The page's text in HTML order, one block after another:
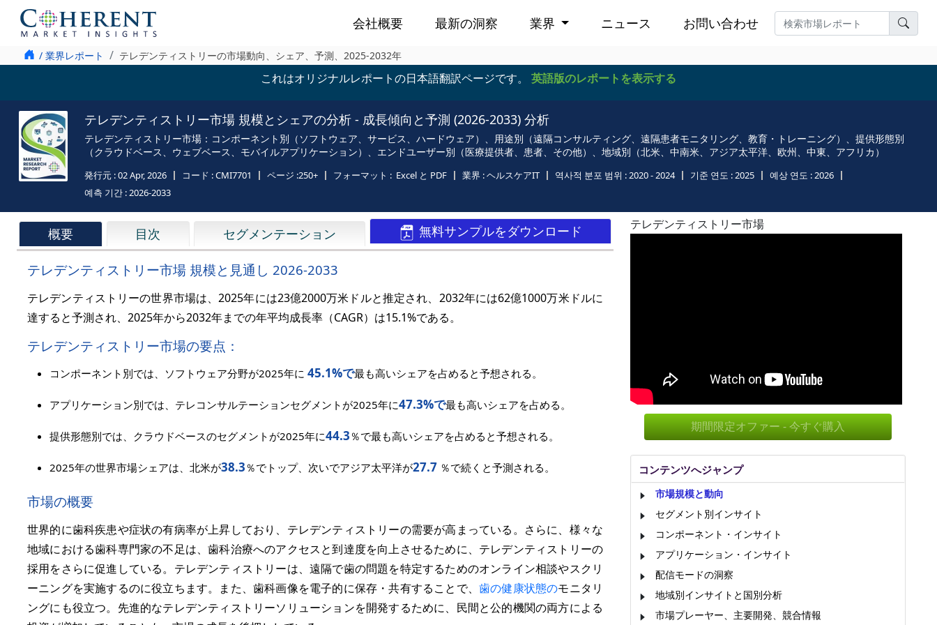
会社概要 最新の洞察 業界 ニュース お問い合わせ
/ 業界レポート テレデンティストリーの市場動向、シェア、予測、2025-2032年
これはオリジナルレポートの日本語翻訳ページです。 英語版のレポートを表示する
テレデンティストリー市場 規模とシェアの分析 - 成長傾向と予測 (2026-2033) 分析
テレデンティストリー市場：コンポーネント別（ソフトウェア、サービス、ハードウェア）、用途別（遠隔コンサルティング、遠隔患者モニタリング、教育・トレーニング）、提供形態別
（クラウドベース、ウェブベース、モバイルアプリケーション）、エンドユーザー別（医療提供者、患者、その他）、地域別（北米、中南米、アジア太平洋、欧州、中東、アフリカ）
発行元 :02 Apr, 2026 コード :CMI7701 ページ :250+ フォーマット : Excel と PDF 業界 :ヘルスケアIT 역사적 분포 범위 :2020 - 2024 기준 연도 :2025 예상 연도 :2026
예측 기간 :2026-2033
概要 目次 セグメンテーション 無料サンプルをダウンロード
テレデンティストリー市場 規模と見通し 2026-2033
テレデンティストリーの世界市場は、2025年には23億2000万米ドルと推定され、2032年には62億1000万米ドルに
達すると予測され、2025年から2032年までの年平均成長率（CAGR）は15.1%である。
テレデンティストリー市場の要点：
コンポーネント別では、ソフトウェア分野が2025年に 45.1%で最も高いシェアを占めると予想される。
アプリケーション別では、テレコンサルテーションセグメントが2025年に47.3%で最も高いシェアを占める。
提供形態別では、クラウドベースのセグメントが2025年に44.3 ％で最も高いシェアを占めると予想される。
2025年の世界市場シェアは、北米が38.3 ％でトップ、次いでアジア太平洋が27.7 ％で続くと予測される。
市場の概要
世界的に歯科疾患や症状の有病率が上昇しており、テレデンティストリーの需要が高まっている。さらに、様々な
地域における歯科専門家の不足は、歯科治療へのアクセスと到達度を向上させるために、テレデンティストリーの
採用をさらに促進している。テレデンティストリーは、遠隔で歯の問題を特定するためのオンライン相談やスクリ
ーニングを実施するのに役立ちます。また、歯科画像を電子的に保存・共有することで、 歯の健康状態のモニタリ
ングにも役立つ。先進的なテレデンティストリーソリューションを開発するために、民間と公的機関の両方による
テレデンティストリー市場
期間限定オファー - 今すぐ購入
コンテンツへジャンプ
市場規模と動向
セグメント別インサイト
コンポーネント・インサイト
アプリケーション・インサイト
配信モードの洞察
地域別インサイトと国別分析
市場プレーヤー、主要開発、競合情報